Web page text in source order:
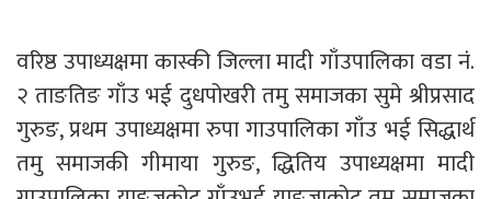
वरिष्ठ उपाध्यक्षमा कास्की जिल्ला मादी गाँउपालिका वडा नंं.
२ ताङतिङ गाँउ भई दुधपोखरी तमु समाजका सुमे श्रीप्रसाद
गुरुङ, प्रथम उपाध्यक्षमा रुपा गाउपालिका गाँउ भई सिद्धार्थ
तमु समाजकी गीमाया गुरुङ, द्धितिय उपाध्यक्षमा मादी